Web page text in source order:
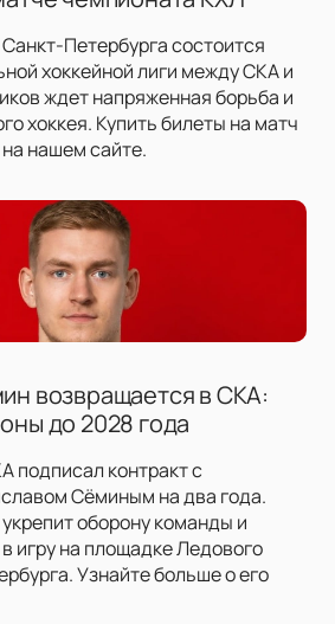
Петербурга состоится
хоккейной лиги между СКА и
ждет напряженная борьба и
хоккея. Купить билеты на матч
нашем сайте.
возвращается в СКА:
до 2028 года
подписал контракт с
Сёминым на два года.
оборону команды и
игру на площадке Ледового
Узнайте больше о его